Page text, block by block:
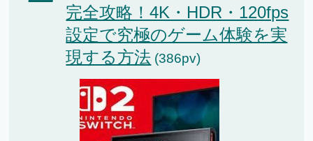
完全攻略！4K・HDR・120fps
設定で究極のゲーム体験を実
現する方法 (386pv)